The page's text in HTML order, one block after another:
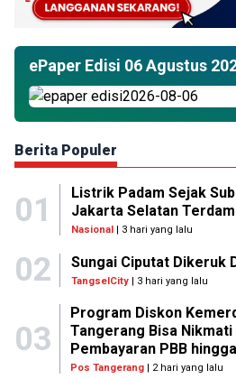
ePaper Edisi 06 Agustus
Berita Populer
01
Listrik Padam Sejak
Jakarta Selatan
Nasional| 3 hari yang lalu
02 Sungai Ciputat Dikeruk
TangselCity | 3 hari yang lalu
03
Program Diskon
Tangerang Bisa
Pembayaran PBB
Pos Tangerang | 2 hari yang lalu